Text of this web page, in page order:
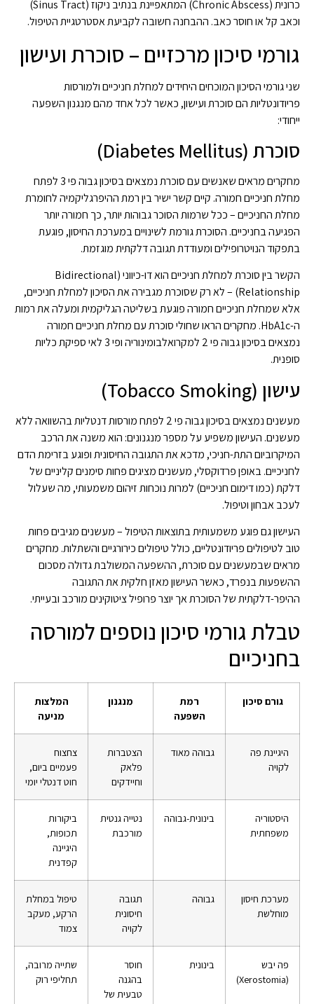
כרונית (Chronic Abscess) המתאפיינת בנתיב ניקוז (Sinus Tract)
וכאב קל או חוסר כאב. ההבחנה חשובה לקביעת אסטרטגיית הטיפול.
גורמי סיכון מרכזיים – סוכרת ועישון
שני גורמי הסיכון המוכחים היחידים למחלת חניכיים ולמורסות
פריודונטליות הם סוכרת ועישון, כאשר לכל אחד מהם מנגנון השפעה
ייחודי:
סוכרת (Diabetes Mellitus)
מחקרים מראים שאנשים עם סוכרת נמצאים בסיכון גבוה פי 3 לפתח
מחלת חניכיים חמורה. קיים קשר ישיר בין רמת ההיפרגליקמיה לחומרת
מחלת החניכיים – ככל שרמות הסוכר גבוהות יותר, כך חמורה יותר
הפגיעה בחניכיים. הסוכרת גורמת לשינויים במערכת החיסון, פוגעת
בתפקוד הנויטרופילים ומעודדת תגובה דלקתית מוגזמת.
הקשר בין סוכרת למחלת חניכיים הוא דו-כיווני (Bidirectional
Relationship) – לא רק שסוכרת מגבירה את הסיכון למחלת חניכיים,
אלא שמחלת חניכיים חמורה פוגעת בשליטה הגליקמית ומעלה את רמות
ה-HbA1c. מחקרים הראו שחולי סוכרת עם מחלת חניכיים חמורה
נמצאים בסיכון גבוה פי 2 למקרואלבומינוריה ופי 3 לאי ספיקת כליות
סופנית.
עישון (Tobacco Smoking)
מעשנים נמצאים בסיכון גבוה פי 2 לפתח מורסות דנטליות בהשוואה ללא
מעשנים. העישון משפיע על מספר מנגנונים: הוא משנה את הרכב
המיקרוביום התת-חניכי, מדכא את התגובה החיסונית ופוגע בזרימת הדם
לחניכיים. באופן פרדוקסלי, מעשנים מציגים פחות סימנים קליניים של
דלקת (כמו דימום חניכיים) למרות נוכחות זיהום משמעותי, מה שעלול
לעכב אבחון וטיפול.
העישון גם פוגע משמעותית בתוצאות הטיפול – מעשנים מגיבים פחות
טוב לטיפולים פריודונטליים, כולל טיפולים כירורגיים והשתלות. מחקרים
מראים שבמעשנים עם סוכרת, ההשפעה המשולבת גדולה מסכום
ההשפעות בנפרד, כאשר העישון מאזן חלקית את התגובה
ההיפר-דלקתית של הסוכרת אך יוצר פרופיל ציטוקינים מורכב ובעייתי.
טבלת גורמי סיכון נוספים למורסה
בחניכיים
גורם סיכון
רמת
השפעה
מנגנון
המלצות
מניעה
היגיינת פה
לקויה
גבוהה מאוד
הצטברות
פלאק
וחיידקים
צחצוח
פעמיים ביום,
חוט דנטלי יומי
היסטוריה
משפחתית
בינונית-גבוהה
נטייה גנטית
מורכבת
ביקורות
תכופות,
היגיינה
קפדנית
מערכת חיסון
מוחלשת
גבוהה
תגובה
חיסונית
לקויה
טיפול במחלת
הרקע, מעקב
צמוד
פה יבש
(Xerostomia)
בינונית
חוסר
בהגנה
טבעית של
שתייה מרובה,
תחליפי רוק